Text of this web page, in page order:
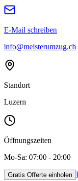
E-Mail schreiben
info@meisterumzug.ch
Standort
Luzern
Öffnungszeiten
Mo-Sa: 07:00 - 20:00
Gratis Offerte einholen